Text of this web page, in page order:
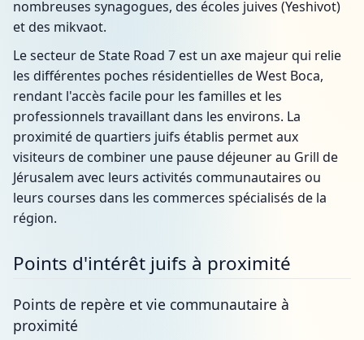
nombreuses synagogues, des écoles juives (Yeshivot)
et des mikvaot.
Le secteur de State Road 7 est un axe majeur qui relie
les différentes poches résidentielles de West Boca,
rendant l'accès facile pour les familles et les
professionnels travaillant dans les environs. La
proximité de quartiers juifs établis permet aux
visiteurs de combiner une pause déjeuner au Grill de
Jérusalem avec leurs activités communautaires ou
leurs courses dans les commerces spécialisés de la
région.
Points d'intérêt juifs à proximité
Points de repère et vie communautaire à
proximité